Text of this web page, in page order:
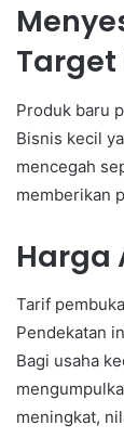
Target
Produk baru
Bisnis kecil
mencegah
memberikan
Harga
Tarif
Pendekatan
Bagi usaha
meningkat,